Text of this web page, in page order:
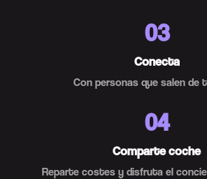
03
Conecta
Con personas que salen de
04
Comparte coche
Reparte costes y disfruta el